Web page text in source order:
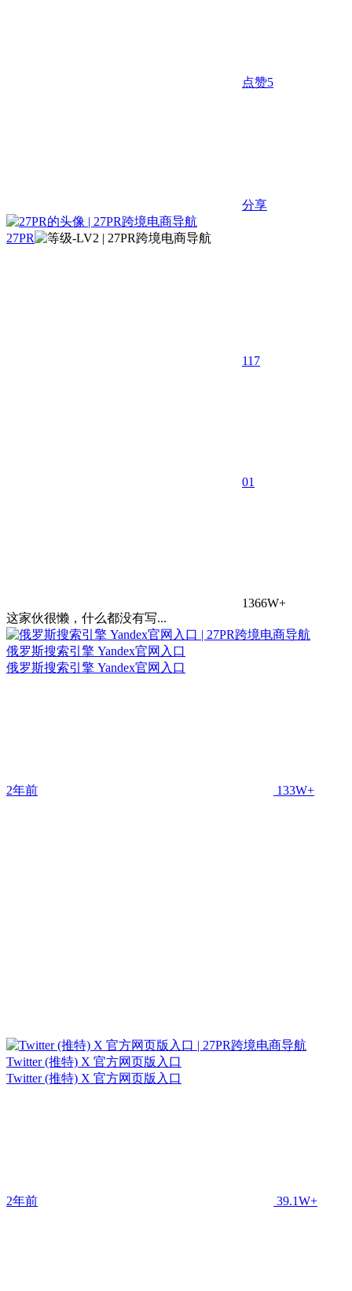
点赞5
分享
27PR
117
01
1366W+
这家伙很懒，什么都没有写...
俄罗斯搜索引擎 Yandex官网入口
俄罗斯搜索引擎 Yandex官网入口
2年前 133W+
Twitter (推特) X 官方网页版入口
Twitter (推特) X 官方网页版入口
2年前 39.1W+